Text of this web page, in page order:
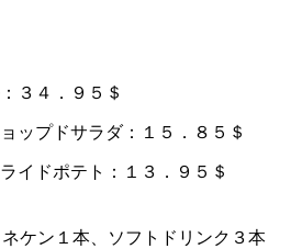
３４．９５＄
ップドサラダ：１５．８５＄
イドポテト：１３．９５＄
ケン１本、ソフトドリンク３本